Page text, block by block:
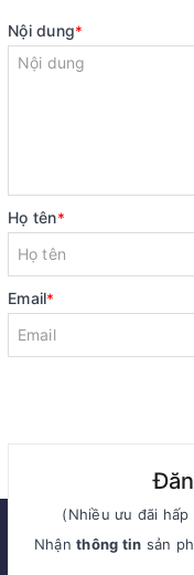
Nội dung*
Họ tên*
Email*
(Nhiều ưu đãi
Nhậnthông tin sản